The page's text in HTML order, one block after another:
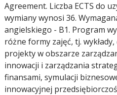
Agreement. Liczba ECTS do
wymiany wynosi 36.
angielskiego - B1. Program
różne formy zajęć, tj.
projekty w obszarze
innowacji i zarządzania
finansami, symulacji
innowacyjnej